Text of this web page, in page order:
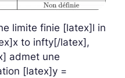
limite finie [latex]l in
to infty[/latex],
admet une
[latex]y =